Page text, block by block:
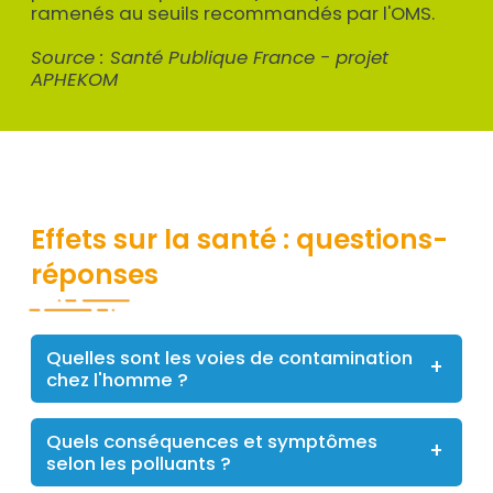
ramenés au seuils recommandés par l'OMS.
Source : Santé Publique France - projet
APHEKOM
Titre
Effets sur la santé : questions-
réponses
Quelles sont les voies de contamination
chez l'homme ?
Quels conséquences et symptômes
selon les polluants ?